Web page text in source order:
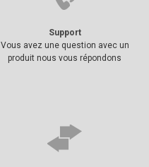
Support
Vous avez une question avec un
produit nous vous répondons